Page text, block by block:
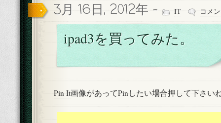
3月 16日, 2012年 - IT コメ
ipad3を買ってみた。
Pin It画像があってPinしたい場合押して下さい